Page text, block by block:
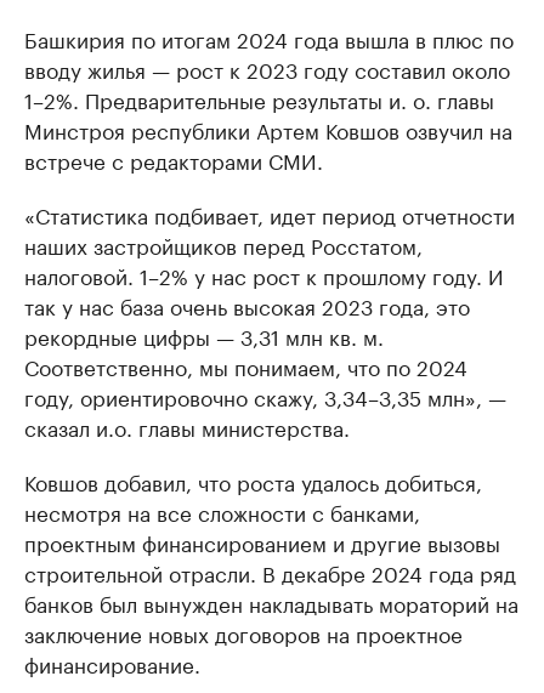
Башкирия по итогам 2024 года вышла в плюс по
вводу жилья — рост к 2023 году составил около
1–2%. Предварительные результаты и. о. главы
Минстроя республики Артем Ковшов озвучил на
встрече с редакторами СМИ.
«Статистика подбивает, идет период отчетности
наших застройщиков перед Росстатом,
налоговой. 1–2% у нас рост к прошлому году. И
так у нас база очень высокая 2023 года, это
рекордные цифры — 3,31 млн кв. м.
Соответственно, мы понимаем, что по 2024
году, ориентировочно скажу, 3,34–3,35 млн», —
сказал и.о. главы министерства.
Ковшов добавил, что роста удалось добиться,
несмотря на все сложности с банками,
проектным финансированием и другие вызовы
строительной отрасли. В декабре 2024 года ряд
банков был вынужден накладывать мораторий на
заключение новых договоров на проектное
финансирование.